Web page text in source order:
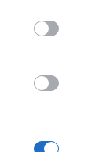
del
puntos,